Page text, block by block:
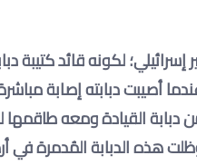
لكونه قائد كتيبة
أصيبت دبابته إصابة
دبابة القيادة ومعه
هذه الدبابة المُدمرة